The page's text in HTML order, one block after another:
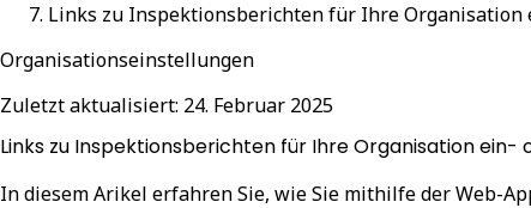
Links zu Inspektionsberichten für Ihre Organisation
Organisationseinstellungen
Zuletzt aktualisiert: 24. Februar 2025
Links zu Inspektionsberichten für Ihre Organisation ein-
In diesem Arikel erfahren Sie, wie Sie mithilfe der Web-